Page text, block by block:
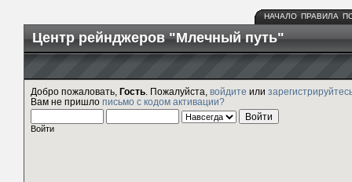
НАЧАЛО ПРАВИЛА
Центр рейнджеров "Млечный путь"
Добро пожаловать, Гость . Пожалуйста, войдите или
Вам не пришло письмо с кодом активации?
Войти